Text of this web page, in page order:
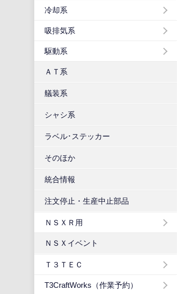
冷却系
吸排気系
駆動系
ＡＴ系
艤装系
シャシ系
ラベル･ステッカー
そのほか
統合情報
注文停止・生産中止部品
ＮＳＸＲ用
ＮＳＸイベント
Ｔ３ＴＥＣ
T3CraftWorks（作業予約）